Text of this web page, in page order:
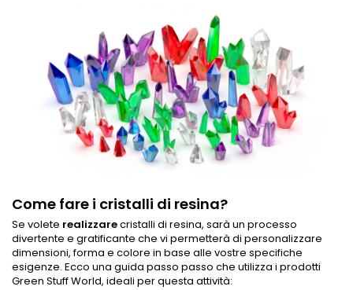
Come fare i cristalli di resina?
Se volete realizzarecristalli di resina, sarà un processo
divertente e gratificante che vi permetterà di personalizzare
dimensioni, forma e colore in base alle vostre specifiche
esigenze. Ecco una guida passo passo che utilizza i prodotti
Green Stuff World, ideali per questa attività: